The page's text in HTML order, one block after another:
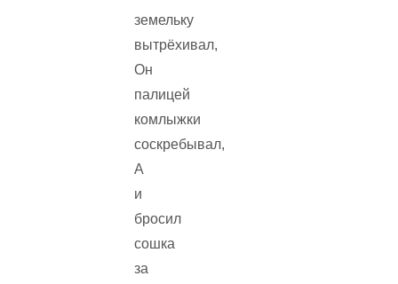
земельку
вытрёхивал,
Он
палицей
комлыжки
соскребывал,
А
и
бросил
сошка
за